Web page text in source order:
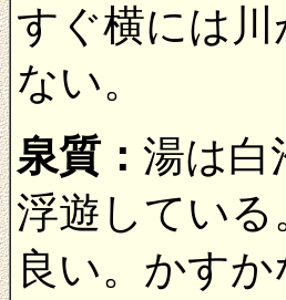
すぐ横には
ない。
泉質： 湯は白
浮遊してい
良い。かす